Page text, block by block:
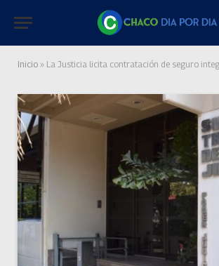
Inicio » La Justicia licita contratación de seguro integral de